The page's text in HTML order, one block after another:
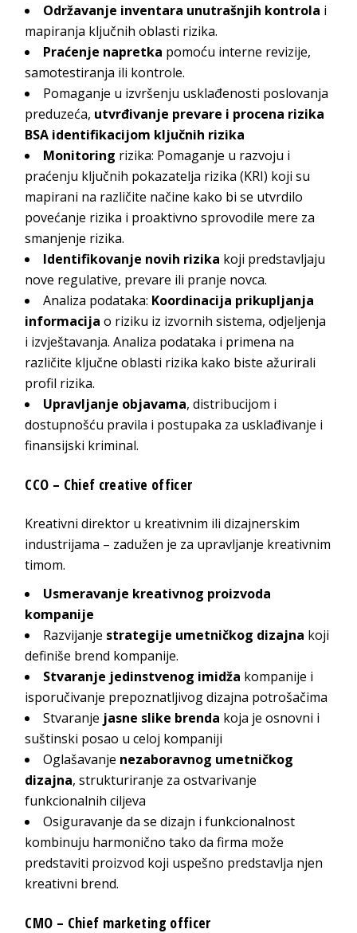
Održavanje inventara unutrašnjih kontrola i
mapiranja ključnih oblasti rizika.
Praćenje napretka pomoću interne revizije,
samotestiranja ili kontrole.
Pomaganje u izvršenju usklađenosti poslovanja
preduzeća, utvrđivanje prevare i procena rizika
BSA identifikacijom ključnih rizika
Monitoring rizika: Pomaganje u razvoju i
praćenju ključnih pokazatelja rizika (KRI) koji su
mapirani na različite načine kako bi se utvrdilo
povećanje rizika i proaktivno sprovodile mere za
smanjenje rizika.
Identifikovanje novih rizika koji predstavljaju
nove regulative, prevare ili pranje novca.
Analiza podataka: Koordinacija prikupljanja
informacija o riziku iz izvornih sistema, odjeljenja
i izvještavanja. Analiza podataka i primena na
različite ključne oblasti rizika kako biste ažurirali
profil rizika.
Upravljanje objavama, distribucijom i
dostupnošću pravila i postupaka za usklađivanje i
finansijski kriminal.
CCO – Chief creative officer
Kreativni direktor u kreativnim ili dizajnerskim
industrijama – zadužen je za upravljanje kreativnim
timom.
Usmeravanje kreativnog proizvoda
kompanije
Razvijanje strategije umetničkog dizajna koji
definiše brend kompanije.
Stvaranje jedinstvenog imidža kompanije i
isporučivanje prepoznatljivog dizajna potrošačima
Stvaranje jasne slike brenda koja je osnovni i
suštinski posao u celoj kompaniji
Oglašavanje nezaboravnog umetničkog
dizajna, strukturiranje za ostvarivanje
funkcionalnih ciljeva
Osiguravanje da se dizajn i funkcionalnost
kombinuju harmonično tako da firma može
predstaviti proizvod koji uspešno predstavlja njen
kreativni brend.
CMO – Chief marketing officer